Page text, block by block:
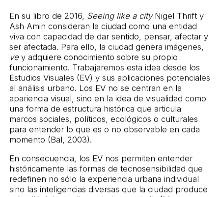
Construcción de
Inteligencias Urbanas
En su libro de 2016, Seeing like a cityNigel Thrift y
Ash Amin consideran la ciudad como una entidad
viva con capacidad de dar sentido, pensar, afectar y
ser afectada. Para ello, la ciudad genera imágenes,
vey adquiere conocimiento sobre su propio
funcionamiento. Trabajaremos esta idea desde los
Estudios Visuales (EV) y sus aplicaciones potenciales
al análisis urbano. Los EV no se centran en la
apariencia visual, sino en la idea de visualidad como
una forma de estructura histórica que articula
marcos sociales, políticos, ecológicos o culturales
para entender lo que es o no observable en cada
momento (Bal, 2003).
En consecuencia, los EV nos permiten entender
históricamente las formas de tecnosensibilidad que
redefinen no sólo la experiencia urbana individual
sino las inteligencias diversas que la ciudad produce